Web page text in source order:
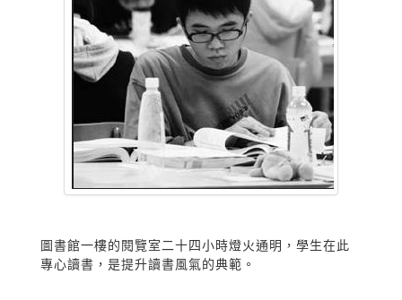
圖書館一樓的閱覽室二十四小時燈火通明，學生在此
專心讀書，是提升讀書風氣的典範。